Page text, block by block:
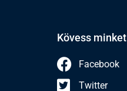
Kövess minket
Facebook
Twitter